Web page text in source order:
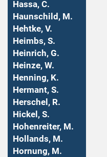
Hassa, C.
Haunschild, M.
Hehtke, V.
Heimbs, S.
Heinrich, G.
Heinze, W.
Henning, K.
Hermant, S.
Herschel, R.
Hickel, S.
Hohenreiter, M.
Hollands, M.
Hornung, M.